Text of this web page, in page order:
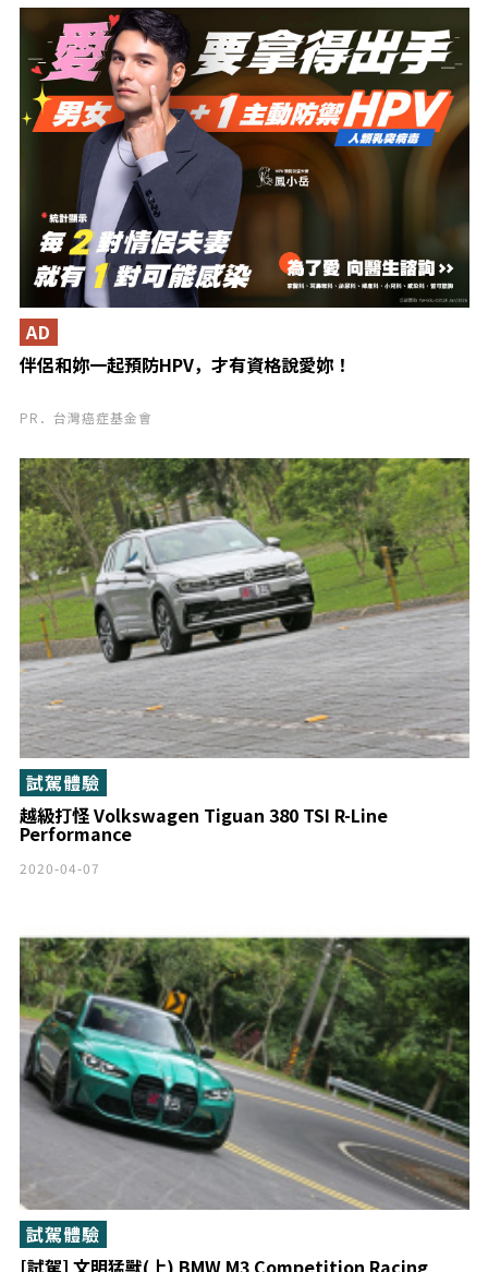
伴侶和妳一起預防HPV，才有資格說愛妳！
AD
PR．台灣癌症基金會
越級打怪 Volkswagen Tiguan 380 TSI R-Line
Performance
試駕體驗
2020-04-07
[試駕] 文明猛獸(上) BMW M3 Competition Racing
試駕體驗